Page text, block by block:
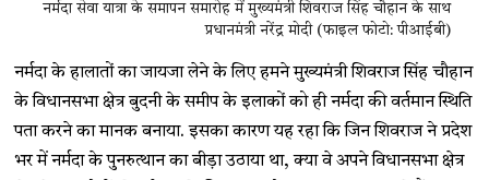
नर्मदा सेवा यात्रा के समापन समारोह में मुख्यमंत्री शिवराज सिंह चौहान के साथ
प्रधानमंत्री नरेंद्र मोदी (फाइल फोटो: पीआईबी)
नर्मदा के हालातों का जायजा लेने के लिए हमने मुख्यमंत्री शिवराज सिंह चौहान
के विधानसभा क्षेत्र बुदनी के समीप के इलाकों को ही नर्मदा की वर्तमान स्थिति
पता करने का मानक बनाया. इसका कारण यह रहा कि जिन शिवराज ने प्रदेश
भर में नर्मदा के पुनरुत्थान का बीड़ा उठाया था, क्या वे अपने विधानसभा क्षेत्र